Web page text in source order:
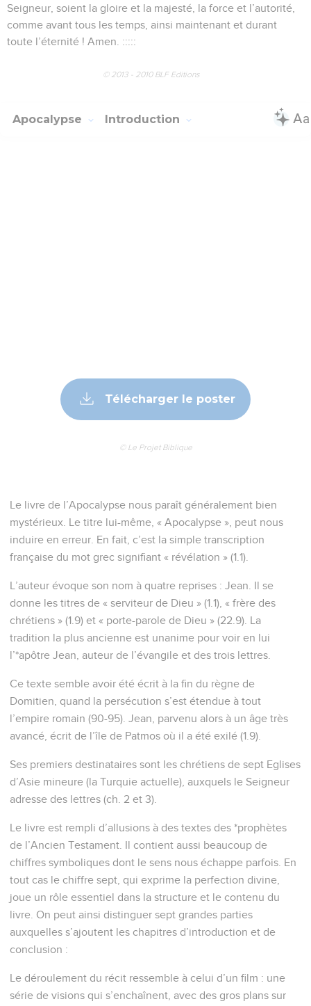
Seigneur, soient la gloire et la majesté, la force et l’autorité,
comme avant tous les temps, ainsi maintenant et durant
toute l’éternité ! Amen. :::::
© 2013 - 2010 BLF Editions
Apocalypse Introduction
Télécharger le poster
© Le Projet Biblique
Le livre de l’Apocalypse nous paraît généralement bien
mystérieux. Le titre lui-même, « Apocalypse », peut nous
induire en erreur. En fait, c’est la simple transcription
française du mot grec signifiant « révélation » (1.1).
L’auteur évoque son nom à quatre reprises : Jean. Il se
donne les titres de « serviteur de Dieu » (1.1), « frère des
chrétiens » (1.9) et « porte-parole de Dieu » (22.9). La
tradition la plus ancienne est unanime pour voir en lui
l’*apôtre Jean, auteur de l’évangile et des trois lettres.
Ce texte semble avoir été écrit à la fin du règne de
Domitien, quand la persécution s’est étendue à tout
l’empire romain (90-95). Jean, parvenu alors à un âge très
avancé, écrit de l’île de Patmos où il a été exilé (1.9).
Ses premiers destinataires sont les chrétiens de sept Eglises
d’Asie mineure (la Turquie actuelle), auxquels le Seigneur
adresse des lettres (ch. 2 et 3).
Le livre est rempli d’allusions à des textes des *prophètes
de l’Ancien Testament. Il contient aussi beaucoup de
chiffres symboliques dont le sens nous échappe parfois. En
tout cas le chiffre sept, qui exprime la perfection divine,
joue un rôle essentiel dans la structure et le contenu du
livre. On peut ainsi distinguer sept grandes parties
auxquelles s’ajoutent les chapitres d’introduction et de
conclusion :
Le déroulement du récit ressemble à celui d’un film : une
série de visions qui s’enchaînent, avec des gros plans sur